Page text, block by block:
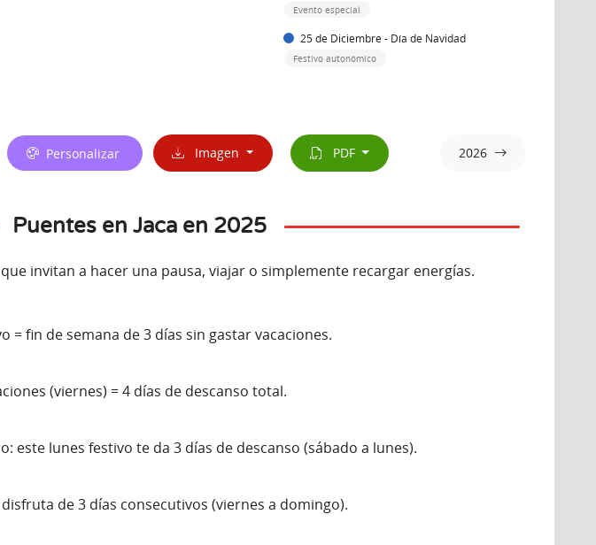
Evento especial
25 de Diciembre - Día de Navidad
Festivo autonómico
Personalizar Imagen PDF 2026
Puentes en Jaca en 2025
invitan a hacer una pausa, viajar o simplemente recargar energías.
= fin de semana de 3 días sin gastar vacaciones.
(viernes) = 4 días de descanso total.
este lunes festivo te da 3 días de descanso (sábado a lunes).
de 3 días consecutivos (viernes a domingo).